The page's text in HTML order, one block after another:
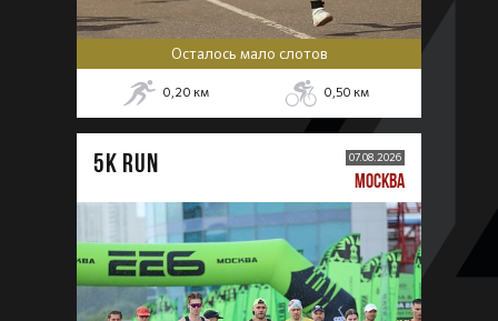
Осталось мало слотов
0,20 км 0,50 км
5К RUN 07.08.2026
МОСКВА